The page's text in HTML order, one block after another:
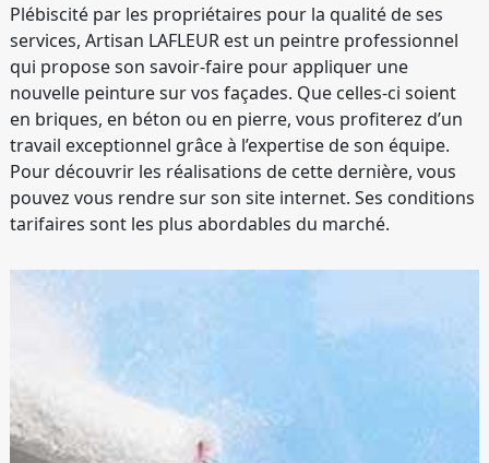
Plébiscité par les propriétaires pour la qualité de ses
services, Artisan LAFLEUR est un peintre professionnel
qui propose son savoir-faire pour appliquer une
nouvelle peinture sur vos façades. Que celles-ci soient
en briques, en béton ou en pierre, vous profiterez d’un
travail exceptionnel grâce à l’expertise de son équipe.
Pour découvrir les réalisations de cette dernière, vous
pouvez vous rendre sur son site internet. Ses conditions
tarifaires sont les plus abordables du marché.